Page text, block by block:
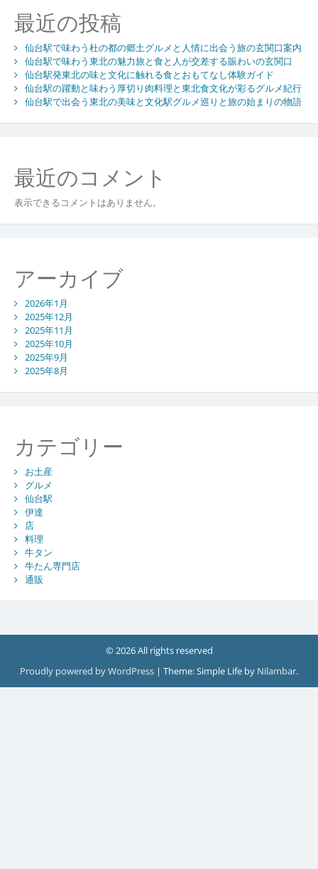
通
販
で
広
が
る
食
卓
シ
ョ
ン
最近の投稿
仙台駅で味わう杜の都の郷土グルメと人情に出会う旅の玄関口案内
仙台駅で味わう東北の魅力旅と食と人が交差する賑わいの玄関口
仙台駅発東北の味と文化に触れる食とおもてなし体験ガイド
仙台駅の躍動と味わう厚切り肉料理と東北食文化が彩るグルメ紀行
仙台駅で出会う東北の美味と文化駅グルメ巡りと旅の始まりの物語
最近のコメント
表示できるコメントはありません。
アーカイブ
2026年1月
2025年12月
2025年11月
2025年10月
2025年9月
2025年8月
カテゴリー
お土産
グルメ
仙台駅
伊達
店
料理
牛タン
牛たん専門店
通販
© 2026 All rights reserved
Proudly powered by WordPress | Theme: Simple Life by Nilambar.